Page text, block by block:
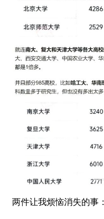
两件让我烦恼消失的事：